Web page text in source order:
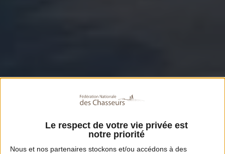
Le respect de votre vie privée est
notre priorité
Nous et nos partenaires stockons et/ou accédons à des